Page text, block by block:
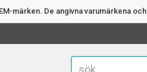
märken. De angivna varumärkena